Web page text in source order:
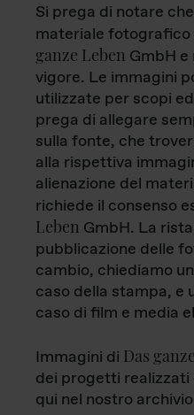
Si prega di notare
materiale fotografico
ganze Leben GmbH
vigore. Le immagini
utilizzate per scopi
prega di allegare
sulla fonte, che
alla rispettiva
alienazione del
richiede il consenso
Leben GmbH. La
pubblicazione delle
cambio, chiediamo
caso della stampa, e
caso di film e media
Immagini di Das
dei progetti
qui nel nostro